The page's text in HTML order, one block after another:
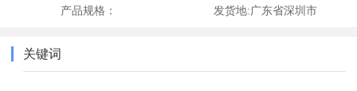
产品规格： 发货地:广东省深圳市
关键词